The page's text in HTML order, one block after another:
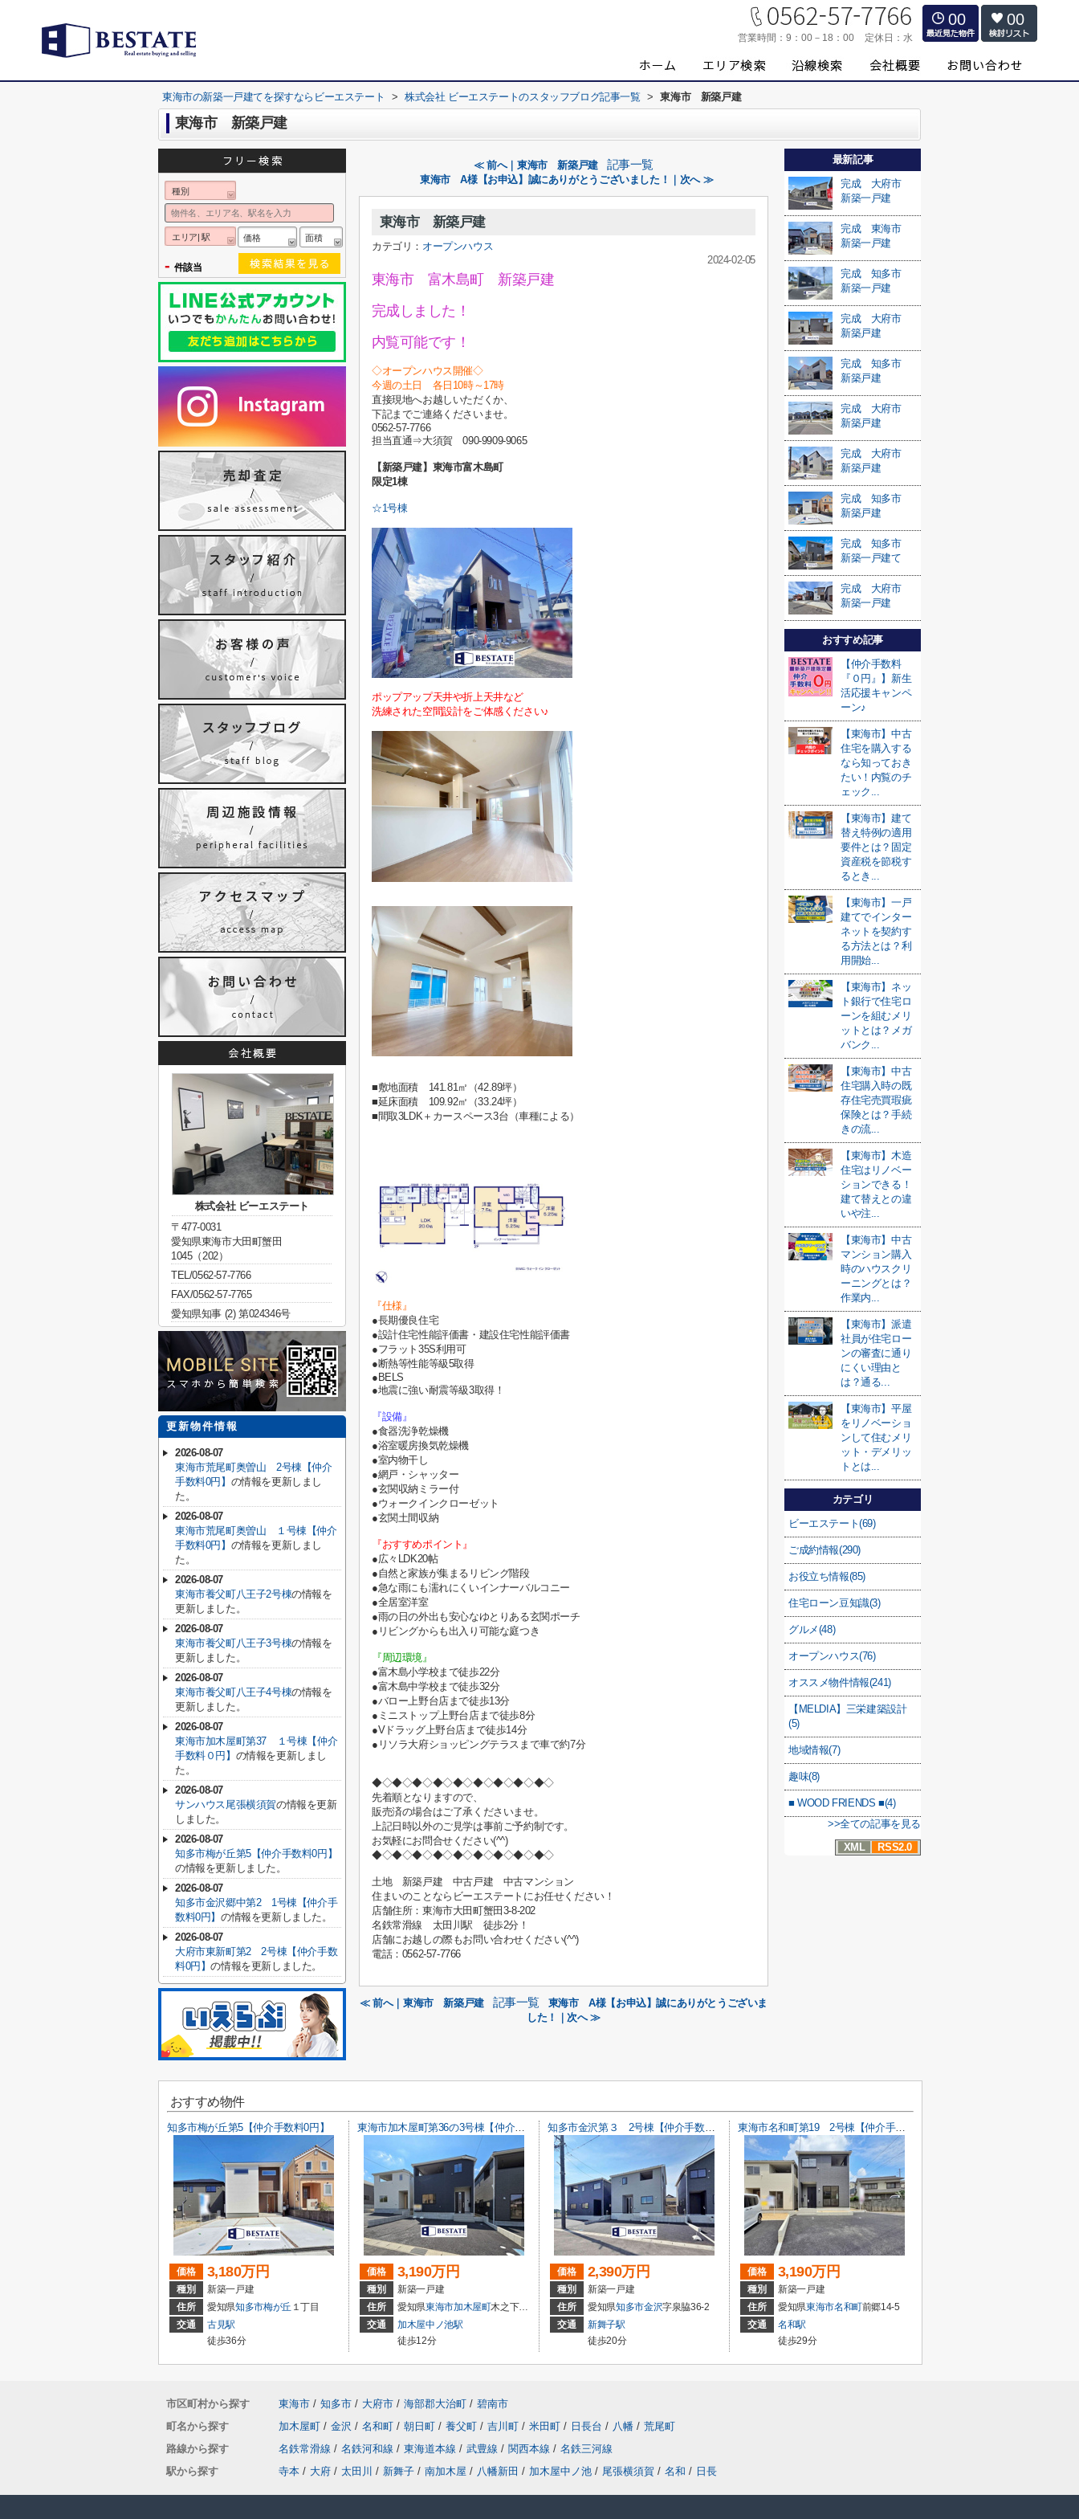
営業時間： 9：00－18：00 定休日： 水
00 00
東海市の新築一戸建てを探すならビーエステート > 株式会社 ビーエステートのスタッフブログ記事一覧 > 東海市 新築戸建
東海市 新築戸建
≪ 前へ｜東海市 新築戸建 記事一覧
東海市 A様【お申込】誠にありがとうございました！｜次へ ≫
東海市 新築戸建
カテゴリ： オープンハウス
2024-02-05
東海市 富木島町 新築戸建
完成しました！
内覧可能です！
◇オープンハウス開催◇
今週の土日 各日10時～17時
直接現地へお越しいただくか、
下記までご連絡くださいませ。
0562-57-7766
担当直通⇒大須賀 090-9909-9065
【新築戸建】東海市富木島町
限定1棟
☆1号棟
ポップアップ天井や折上天井など
洗練された空間設計をご体感ください♪
■敷地面積 141.81㎡（42.89坪）
■延床面積 109.92㎡（33.24坪）
■間取3LDK＋カースペース3台（車種による）
『仕様』
●長期優良住宅
●設計住宅性能評価書・建設住宅性能評価書
●フラット35S利用可
●断熱等性能等級5取得
●BELS
●地震に強い耐震等級3取得！
『設備』
●食器洗浄乾燥機
●浴室暖房換気乾燥機
●室内物干し
●網戸・シャッター
●玄関収納ミラー付
●ウォークインクローゼット
●玄関土間収納
『おすすめポイント』
●広々LDK20帖
●自然と家族が集まるリビング階段
●急な雨にも濡れにくいインナーバルコニー
●全居室洋室
●雨の日の外出も安心なゆとりある玄関ポーチ
●リビングからも出入り可能な庭つき
『周辺環境』
●富木島小学校まで徒歩22分
●富木島中学校まで徒歩32分
●バロー上野台店まで徒歩13分
●ミニストップ上野台店まで徒歩8分
●Vドラッグ上野台店まで徒歩14分
●リソラ大府ショッピングテラスまで車で約7分
◆◇◆◇◆◇◆◇◆◇◆◇◆◇◆◇◆◇
先着順となりますので、
販売済の場合はご了承くださいませ。
上記日時以外のご見学は事前ご予約制です。
お気軽にお問合せください(^^)
◆◇◆◇◆◇◆◇◆◇◆◇◆◇◆◇◆◇
土地 新築戸建 中古戸建 中古マンション
住まいのことならビーエステートにお任せください！
店舗住所：東海市大田町蟹田3-8-202
名鉄常滑線 太田川駅 徒歩2分！
店舗にお越しの際もお問い合わせください(^^)
電話：0562-57-7766
≪ 前へ｜東海市 新築戸建 記事一覧
東海市 A様【お申込】誠にありがとうございま
した！｜次へ ≫
最新記事
完成 大府市
新築一戸建
完成 東海市
新築一戸建
完成 知多市
新築一戸建
完成 大府市
新築戸建
完成 知多市
新築戸建
完成 大府市
新築戸建
完成 大府市
新築戸建
完成 知多市
新築戸建
完成 知多市
新築一戸建て
完成 大府市
新築一戸建
おすすめ記事
【仲介手数料
『０円』】新生
活応援キャンペ
ーン♪
【東海市】中古
住宅を購入する
なら知っておき
たい！内覧のチ
ェック...
【東海市】建て
替え特例の適用
要件とは？固定
資産税を節税す
るとき...
【東海市】一戸
建てでインター
ネットを契約す
る方法とは？利
用開始...
【東海市】ネッ
ト銀行で住宅ロ
ーンを組むメリ
ットとは？メガ
バンク...
【東海市】中古
住宅購入時の既
存住宅売買瑕疵
保険とは？手続
きの流...
【東海市】木造
住宅はリノベー
ションできる！
建て替えとの違
いや注...
【東海市】中古
マンション購入
時のハウスクリ
ーニングとは？
作業内...
【東海市】派遣
社員が住宅ロー
ンの審査に通り
にくい理由と
は？通る...
【東海市】平屋
をリノベーショ
ンして住むメリ
ット・デメリッ
トとは...
カテゴリ
ビーエステート(69)
ご成約情報(290)
お役立ち情報(85)
住宅ローン豆知識(3)
グルメ(48)
オープンハウス(76)
オススメ物件情報(241)
【MELDIA】三栄建築設計
(5)
地域情報(7)
趣味(8)
■ WOOD FRIENDS ■(4)
>>全ての記事を見る
XML
RSS2.0
種別
エリア| 駅 価格 面積
- 件該当
株式会社 ビーエステート
〒477-0031
愛知県東海市大田町蟹田
1045（202）
TEL/0562-57-7766
FAX/0562-57-7765
愛知県知事 (2) 第024346号
更新物件情報
2026-08-07
東海市荒尾町奥曽山 2号棟【仲介
手数料0円】 の情報を更新しまし
た。
2026-08-07
東海市荒尾町奥曽山 １号棟【仲介
手数料0円】 の情報を更新しまし
た。
2026-08-07
東海市養父町八王子2号棟の情報を
更新しました。
2026-08-07
東海市養父町八王子3号棟の情報を
更新しました。
2026-08-07
東海市養父町八王子4号棟の情報を
更新しました。
2026-08-07
東海市加木屋町第37 １号棟【仲介
手数料０円】 の情報を更新しまし
た。
2026-08-07
サンハウス尾張横須賀の情報を更新
しました。
2026-08-07
知多市梅が丘第5【仲介手数料0円】
の情報を更新しました。
2026-08-07
知多市金沢郷中第2 1号棟【仲介手
数料0円】の情報を更新しました。
2026-08-07
大府市東新町第2 2号棟【仲介手数
料0円】の情報を更新しました。
おすすめ物件
知多市梅が丘第5【仲介手数料0円】
価格 3,180万円
種別
新築一戸建
住所
愛知県知多市梅が丘 １丁目
交通
古見駅
徒歩36分
東海市加木屋町第36の3号棟【仲介手数料0円】
価格 3,190万円
種別
新築一戸建
住所
愛知県東海市加木屋町木之下152
交通
加木屋中ノ池駅
徒歩12分
知多市金沢第３ 2号棟【仲介手数料0円】
価格 2,390万円
種別
新築一戸建
住所
愛知県知多市金沢字泉脇36-2
交通
新舞子駅
徒歩20分
東海市名和町第19 2号棟【仲介手数料0円】
価格 3,190万円
種別
新築一戸建
住所
愛知県東海市名和町前郷14-5
交通
名和駅
徒歩29分
市区町村から探す 東海市 / 知多市 / 大府市 / 海部郡大治町 / 碧南市
町名から探す
加木屋町 / 金沢 / 名和町 / 朝日町 / 養父町 / 吉川町 / 米田町 / 日長台 / 八幡 / 荒尾町
路線から探す
名鉄常滑線 / 名鉄河和線 / 東海道本線 / 武豊線 / 関西本線 / 名鉄三河線
駅から探す
寺本 / 大府 / 太田川 / 新舞子 / 南加木屋 / 八幡新田 / 加木屋中ノ池 / 尾張横須賀 / 名和 / 日長